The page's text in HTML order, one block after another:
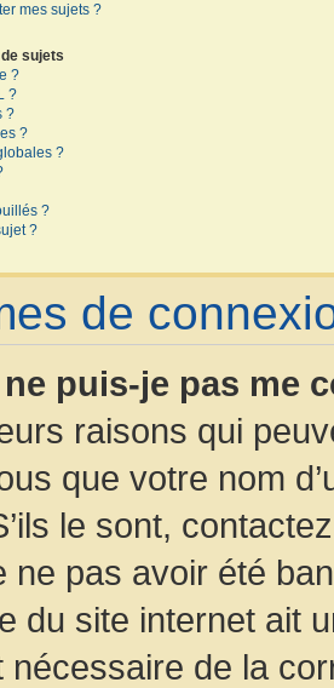
mes sujets ?
sujets
?
?
?
?
?
?
?
de
puis-je pas me
raisons qui
que votre nom
le sont,
ne pas avoir été
du site internet ait
nécessaire de la